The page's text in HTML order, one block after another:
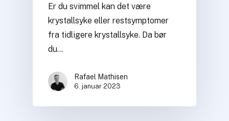
Er du svimmel kan det være
krystallsyke eller restsymptomer
fra tidligere krystallsyke. Da bør
du…
Rafael Mathisen
6. januar 2023